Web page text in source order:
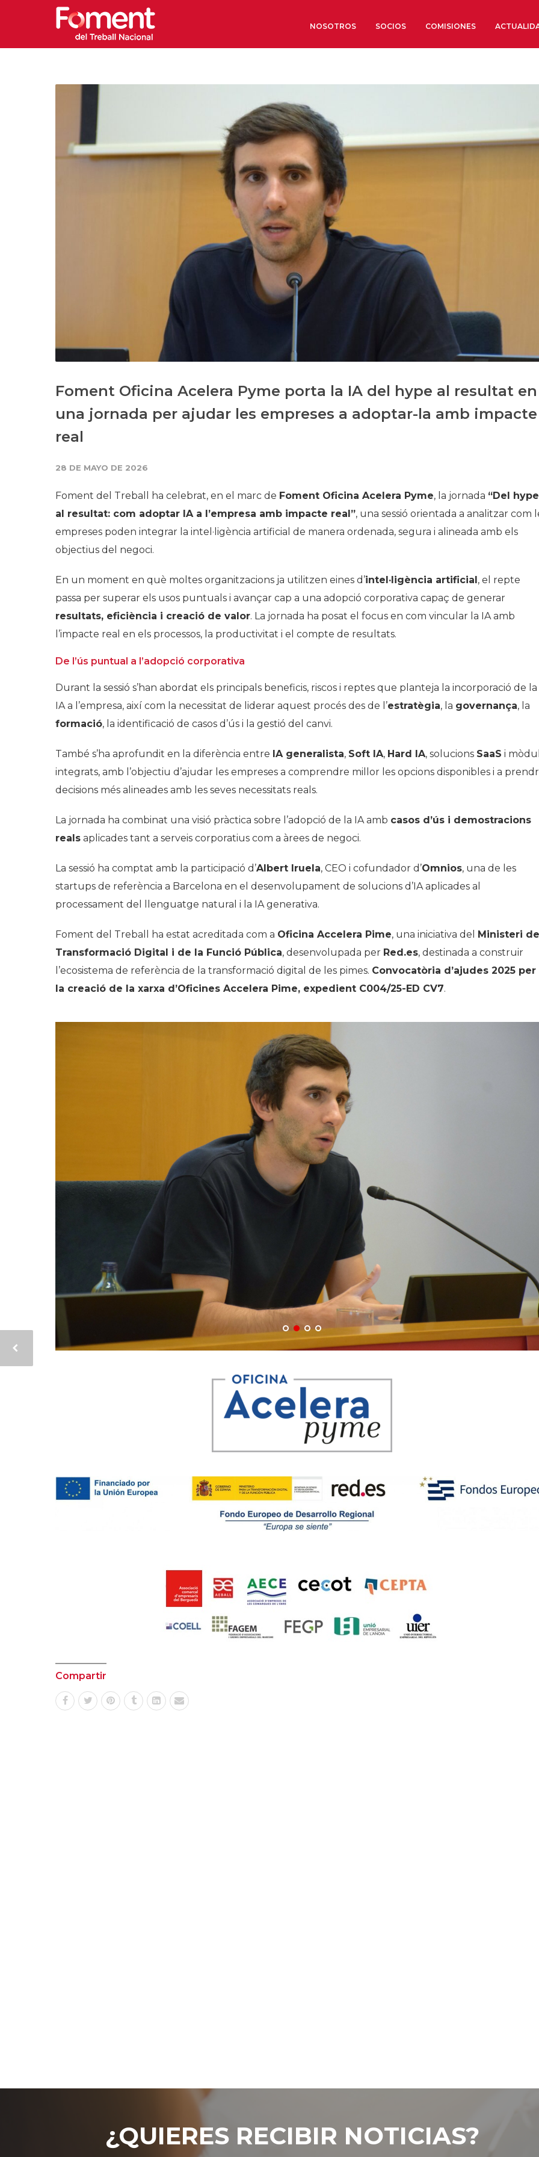
NOSOTROS
Estructura Ejecutiva
Conoce más
Historia
Galería de Presidentes
Biblioteca Archivo
Sede Social
SOCIOS COMISIONES
Foment Oficina Acelera Pyme porta la IA del hype al resultat en
una jornada per ajudar les empreses a adoptar-la amb impacte
real
28 DE MAYO DE 2026
Foment del Treball ha celebrat, en el marc de Foment Oficina Acelera Pyme, la jornada “Del hype
al resultat: com adoptar IA a l’empresa amb impacte real”, una sessió orientada a analitzar com
empreses poden integrar la intel·ligència artificial de manera ordenada, segura i alineada amb els
objectius del negoci.
En un moment en què moltes organitzacions ja utilitzen eines d’intel·ligència artificial, el repte
passa per superar els usos puntuals i avançar cap a una adopció corporativa capaç de generar
resultats, eficiència i creació de valor. La jornada ha posat el focus en com vincular la IA amb
l’impacte real en els processos, la productivitat i el compte de resultats.
De l’ús puntual a l’adopció corporativa
Durant la sessió s’han abordat els principals beneficis, riscos i reptes que planteja la incorporació de la
IA a l’empresa, així com la necessitat de liderar aquest procés des de l’estratègia, la governança, la
formació, la identificació de casos d’ús i la gestió del canvi.
També s’ha aprofundit en la diferència entre IA generalista, Soft IA, Hard IA, solucions SaaS i
integrats, amb l’objectiu d’ajudar les empreses a comprendre millor les opcions disponibles i a
decisions més alineades amb les seves necessitats reals.
La jornada ha combinat una visió pràctica sobre l’adopció de la IA amb casos d’ús i demostracions
reals aplicades tant a serveis corporatius com a àrees de negoci.
La sessió ha comptat amb la participació d’Albert Iruela, CEO i cofundador d’Omnios, una de les
startups de referència a Barcelona en el desenvolupament de solucions d’IA aplicades al
processament del llenguatge natural i la IA generativa.
Foment del Treball ha estat acreditada com a Oficina Accelera Pime, una iniciativa del Ministeri de
Transformació Digital i de la Funció Pública, desenvolupada per Red.es, destinada a construir
l’ecosistema de referència de la transformació digital de les pimes. Convocatòria d’ajudes 2025 per
la creació de la xarxa d’Oficines Accelera Pime, expedient C004/25-ED CV7.
Compartir
¿QUIERES RECIBIR NOTICIAS?